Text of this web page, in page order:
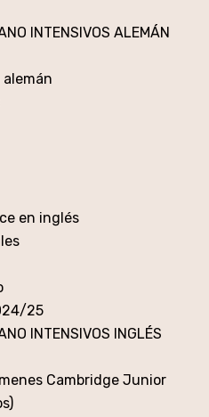
INTENSIVOS ALEMÁN
alemán
en inglés
25
INTENSIVOS INGLÉS
Cambridge Junior